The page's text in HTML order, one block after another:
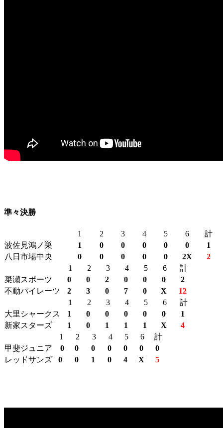
準々決勝
1 2 3 4 5 6
計
波佐見鴻ノ巣
1 0 0 0 0 0
1
八日市場中央
0 0 0 0 0 2X
2
1
2 3 4 5 6
計
簗瀬スポーツ
0 0 2 0 0 0
2
不動パイレーツ
2 3 0 7 0 X
12
1
2 3 4 5 6
計
大里シャークス
1 0 0 0 0 0
1
新家スターズ
1 0 1 1 1 X
4
1
2 3 4 5 6
計
甲斐ジュニア
0 0 0 0 0 0
0
レッドサンズ
0 0 1 0 4 X 5